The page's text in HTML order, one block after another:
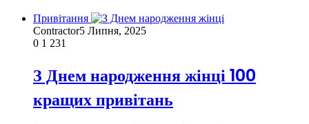
Привітання
Contractor5 Липня, 2025
0 1 231
З Днем народження жінці 100
кращих привітань